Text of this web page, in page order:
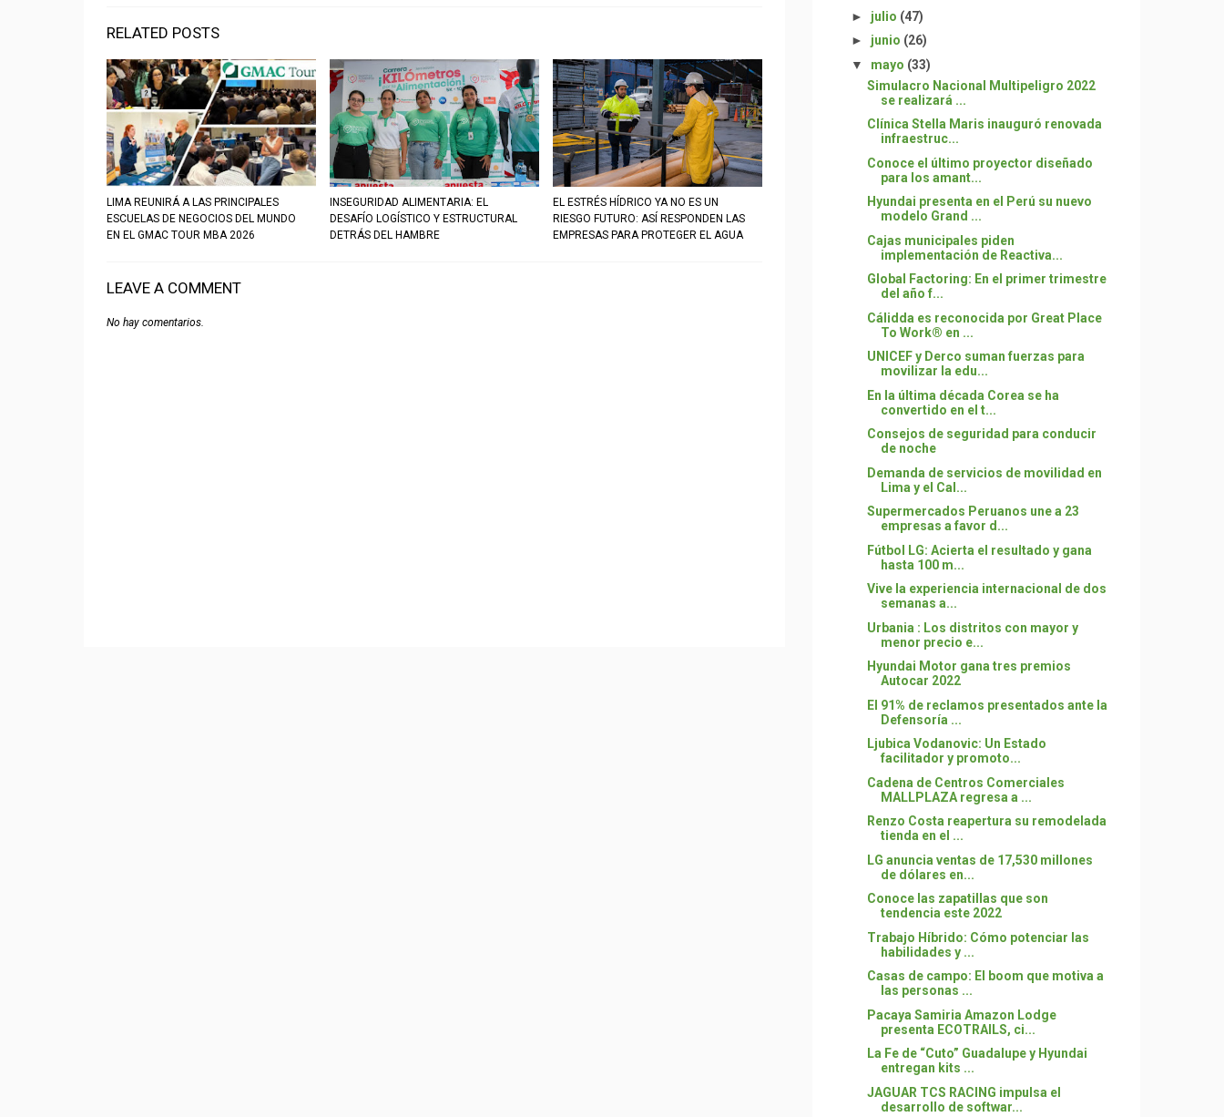
RELATED POSTS
LIMA REUNIRÁ A LAS PRINCIPALES
ESCUELAS DE NEGOCIOS DEL MUNDO
EN EL GMAC TOUR MBA 2026
INSEGURIDAD ALIMENTARIA: EL
DESAFÍO LOGÍSTICO Y ESTRUCTURAL
DETRÁS DEL HAMBRE
EL ESTRÉS HÍDRICO YA NO ES UN
RIESGO FUTURO: ASÍ RESPONDEN LAS
EMPRESAS PARA PROTEGER EL AGUA
LEAVE A COMMENT
No hay comentarios.
► julio (47)
► junio (26)
▼ mayo (33)
Simulacro Nacional Multipeligro 2022
se realizará ...
Clínica Stella Maris inauguró renovada
infraestruc...
Conoce el último proyector diseñado
para los amant...
Hyundai presenta en el Perú su nuevo
modelo Grand ...
Cajas municipales piden
implementación de Reactiva...
Global Factoring: En el primer trimestre
del año f...
Cálidda es reconocida por Great Place
To Work® en ...
UNICEF y Derco suman fuerzas para
movilizar la edu...
En la última década Corea se ha
convertido en el t...
Consejos de seguridad para conducir
de noche
Demanda de servicios de movilidad en
Lima y el Cal...
Supermercados Peruanos une a 23
empresas a favor d...
Fútbol LG: Acierta el resultado y gana
hasta 100 m...
Vive la experiencia internacional de dos
semanas a...
Urbania : Los distritos con mayor y
menor precio e...
Hyundai Motor gana tres premios
Autocar 2022
El 91% de reclamos presentados ante la
Defensoría ...
Ljubica Vodanovic: Un Estado
facilitador y promoto...
Cadena de Centros Comerciales
MALLPLAZA regresa a ...
Renzo Costa reapertura su remodelada
tienda en el ...
LG anuncia ventas de 17,530 millones
de dólares en...
Conoce las zapatillas que son
tendencia este 2022
Trabajo Híbrido: Cómo potenciar las
habilidades y ...
Casas de campo: El boom que motiva a
las personas ...
Pacaya Samiria Amazon Lodge
presenta ECOTRAILS, ci...
La Fe de “Cuto” Guadalupe y Hyundai
entregan kits ...
JAGUAR TCS RACING impulsa el
desarrollo de softwar...